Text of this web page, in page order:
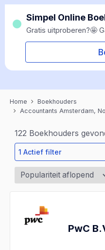
Simpel Online
Gratis uitproberen?🤩
Home
Boekhouders
Accountants Amsterdam,
122 Boekhouders
1 Actief filter
PwC